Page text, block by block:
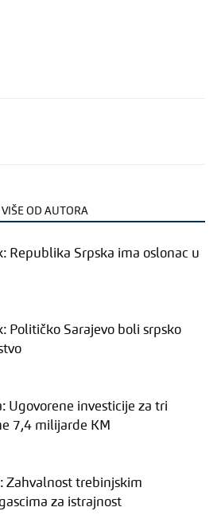
VIŠE OD AUTORA
Republika Srpska ima oslonac u
Političko Sarajevo boli srpsko
Ugovorene investicije za tri
7,4 milijarde KM
Zahvalnost trebinjskim
za istrajnost